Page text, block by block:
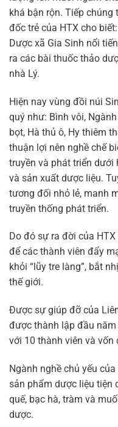
khá bận rộn. Tiếp chúng
đốc trẻ của HTX cho
Dược xã Gia Sinh nổi
ra các bài thuốc thảo
nhà Lý.
Hiện nay vùng đồi núi
quý như: Bình vôi,
bọt, Hà thủ ô, Hy thiêm
thuận lợi nên nghề chế
truyền và phát triển
và sản xuất dược liệu.
tương đối nhỏ lẻ, manh
truyền thống phát triển.
Do đó sự ra đời của
để các thành viên đẩy
khỏi “lũy tre làng”, bắt
thế giới.
Được sự giúp đỡ của
được thành lập đầu
với 10 thành viên và vốn
Ngành nghề chủ yếu
sản phẩm dược liệu tiện
quế, bạc hà, tràm và
dược.